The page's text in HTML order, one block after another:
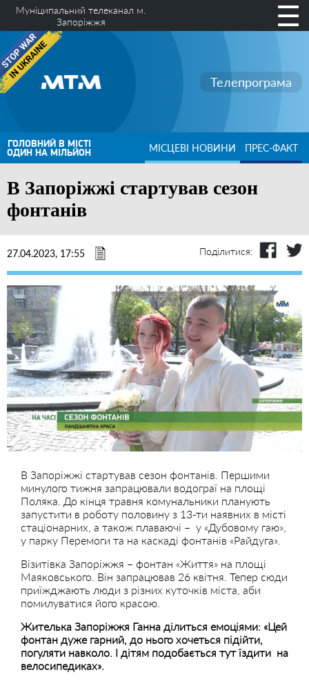
Муніципальний телеканал м.
Запоріжжя
Телепрограма
ГОЛОВНИЙ В МІСТІ
ОДИН НА МІЛЬЙОН МІСЦЕВІ НОВИНИ ПРЕС-ФАКТ
В Запоріжжі стартував сезон
фонтанів
27.04.2023, 17:55 Поділитися:
В Запоріжжі стартував сезон фонтанів. Першими
минулого тижня запрацювали водограї на площі
Поляка. До кінця травня комунальники планують
запустити в роботу половину з 13-ти наявних в місті
стаціонарних, а також плаваючі – у «Дубовому гаю»,
у парку Перемоги та на каскаді фонтанів «Райдуга».
Візитівка Запоріжжя – фонтан «Життя» на площі
Маяковського. Він запрацював 26 квітня. Тепер сюди
приїжджають люди з різних куточків міста, аби
помилуватися його красою.
Жителька Запоріжжя Ганна ділиться емоціями: «Цей
фонтан дуже гарний, до нього хочеться підійти,
погуляти навколо. І дітям подобається тут їздити на
велосипедиках».